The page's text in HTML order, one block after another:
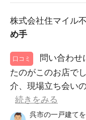
株式会社住マイル
め手
口コミ
問い合わせ
たのがこのお店で
介、現場立ち会い
続きをみる
呉市の一戸建て